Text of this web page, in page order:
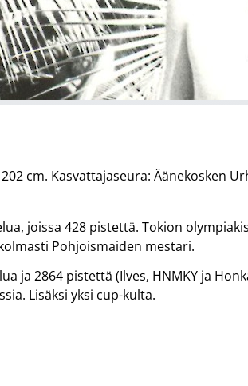
cm. Kasvattajaseura: Äänekosken
joissa 428 pistettä. Tokion
Pohjoismaiden mestari.
ja 2864 pistettä (Ilves, HNMKY ja
Lisäksi yksi cup-kulta.